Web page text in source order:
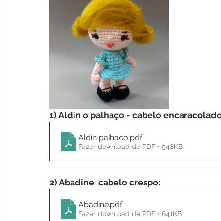
1) Aldin o palhaço - cabelo
Aldin palhaco.pdf
Fazer download de PDF • 548KB
2) Abadine  cabelo crespo:
Abadine.pdf
Fazer download de PDF • 641KB